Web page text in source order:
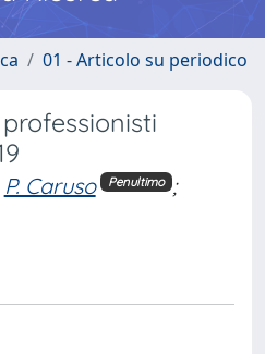
01 - Articolo su periodico
P. Caruso Penultimo ;